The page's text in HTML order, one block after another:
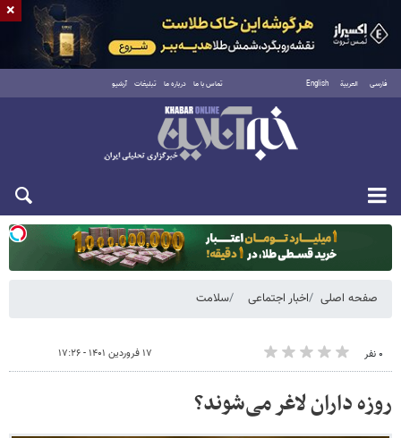
فارسی العربية English تماس با ما درباره ما تبلیغات آرشیو
دوشنبه ۱۹ مرداد ۱۴۰۵
صفحه اصلی اخبار اجتماعی سلامت
۰ نفر ۱۷ فروردین ۱۴۰۱ - ۱۷:۲۶
روزه داران لاغر می‌شوند؟
×